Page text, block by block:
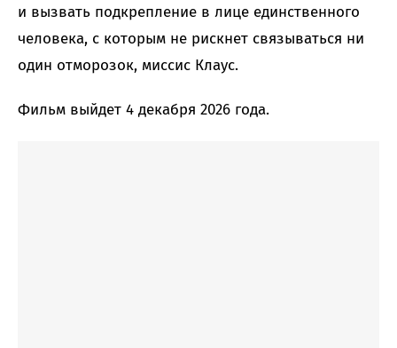
и вызвать подкрепление в лице единственного
человека, с которым не рискнет связываться ни
один отморозок, миссис Клаус.
Фильм выйдет 4 декабря 2026 года.